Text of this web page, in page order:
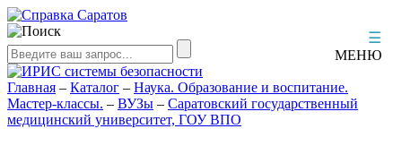
☰
МЕНЮ
Главная – Каталог – Наука. Образование и воспитание.
Мастер-классы. – ВУЗы – Саратовский государственный
медицинский университет, ГОУ ВПО